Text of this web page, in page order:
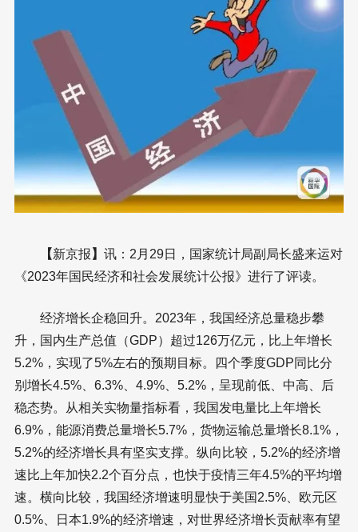
【新京报 】 讯：2月29日，国家统计局副局长盛来运对
《2023年国民经济和社会发展统计公报》进行了评读。
经济增长企稳回升。2023年，我国经济总量稳步攀
升，国内生产总值（GDP）超过126万亿元，比上年增长
5.2%，实现了5%左右的预期目标。四个季度GDP同比分
别增长4.5%、6.3%、4.9%、5.2%，呈现前低、中高、后
稳态势。从相关实物量指标看，我国发电量比上年增长
6.9%，能源消费总量增长5.7%，货物运输总量增长8.1%，
5.2%的经济增长具有坚实支撑。纵向比较，5.2%的经济增
速比上年加快2.2个百分点，也快于疫情三年4.5%的平均增
速。横向比较，我国经济增速明显快于美国2.5%、欧元区
0.5%、日本1.9%的经济增速，对世界经济增长贡献率有望